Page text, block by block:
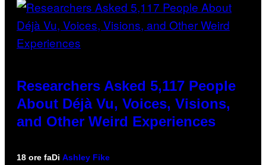
Researchers Asked 5,117 People
About Déjà Vu, Voices, Visions,
and Other Weird Experiences
18 ore faDi Ashley Fike